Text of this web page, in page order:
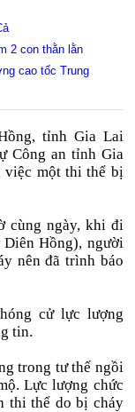
2 con thằn lằn
cao tốc Trung
tỉnh Gia Lai
Công an tỉnh Gia
việc một thi thể bị
cùng ngày, khi đi
Diên Hồng), người
nên đã trình báo
cử lực lượng
tin.
trong tư thế ngồi
Lực lượng chức
thi thể do bị cháy